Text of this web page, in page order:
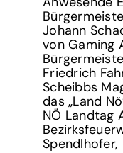
Johann
von Gaming
Friedrich
Scheibbs
das „Land
NÖ Landtag
Spendlhofer,